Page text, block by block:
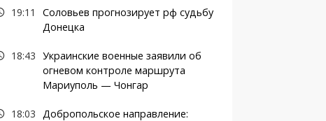
19:11
Соловьев прогнозирует рф судьбу
Донецка
18:43 Украинские военные заявили об
огневом контроле маршрута
Мариуполь — Чонгар
18:03 Добропольское направление: